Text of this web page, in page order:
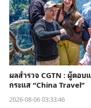
ผลสำรวจ CGTN : ผู้ตอ
กระแส “China Travel”
2026-08-06 03:33:46